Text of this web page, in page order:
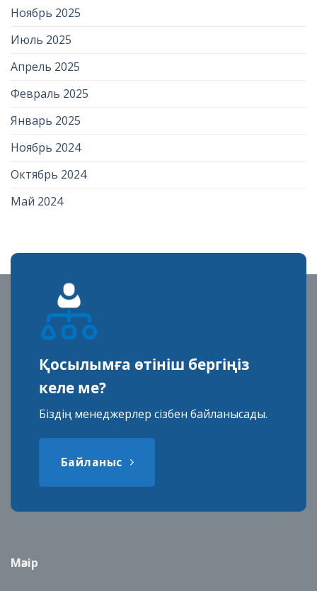
Ноябрь 2025
Июль 2025
Апрель 2025
Февраль 2025
Январь 2025
Ноябрь 2024
Октябрь 2024
Май 2024
Қосылымға өтініш бергіңіз
келе ме?
Біздің менеджерлер сізбен байланысады.
Байланыс
Мәзір